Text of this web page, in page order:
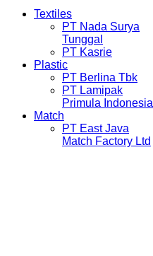
Textiles
PT Nada Surya
Tunggal
PT Kasrie
Plastic
PT Berlina Tbk
PT Lamipak
Primula Indonesia
Match
PT East Java
Match Factory Ltd